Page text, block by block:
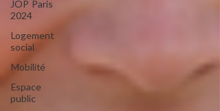
JOP Paris
2024
Logement
social
Mobilité
Espace
public